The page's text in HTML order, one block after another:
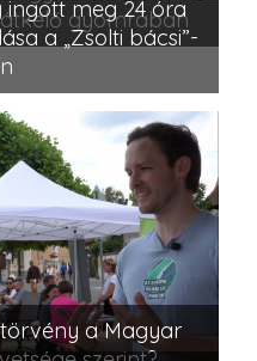
gyomrában
meg 24 óra
a „Zsolti bácsi”-
a Magyar